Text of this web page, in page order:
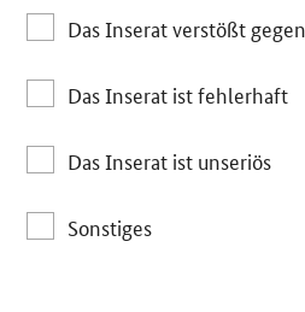
Das Inserat verstößt
Das Inserat ist fehlerhaft
Das Inserat ist unseriös
Sonstiges